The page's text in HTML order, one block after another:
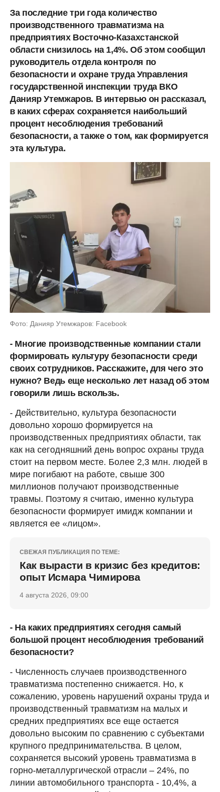
За последние три года количество
производственного травматизма на
предприятиях Восточно-Казахстанской
области снизилось на 1,4%. Об этом сообщил
руководитель отдела контроля по
безопасности и охране труда Управления
государственной инспекции труда ВКО
Данияр Утемжаров. В интервью он рассказал,
в каких сферах сохраняется наибольший
процент несоблюдения требований
безопасности, а также о том, как формируется
эта культура.
Фото: Данияр Утемжаров: Facebook
- Многие производственные компании стали
формировать культуру безопасности среди
своих сотрудников. Расскажите, для чего это
нужно? Ведь еще несколько лет назад об этом
говорили лишь вскользь.
- Действительно, культура безопасности
довольно хорошо формируется на
производственных предприятиях области, так
как на сегодняшний день вопрос охраны труда
стоит на первом месте. Более 2,3 млн. людей в
мире погибают на работе, свыше 300
миллионов получают производственные
травмы. Поэтому я считаю, именно культура
безопасности формирует имидж компании и
является ее «лицом».
СВЕЖАЯ ПУБЛИКАЦИЯ ПО ТЕМЕ:
Как вырасти в кризис без кредитов:
опыт Исмара Чимирова
4 августа 2026, 09:00
- На каких предприятиях сегодня самый
большой процент несоблюдения требований
безопасности?
- Численность случаев производственного
травматизма постепенно снижается. Но, к
сожалению, уровень нарушений охраны труда и
производственный травматизм на малых и
средних предприятиях все еще остается
довольно высоким по сравнению с субъектами
крупного предпринимательства. В целом,
сохраняется высокий уровень травматизма в
горно-металлургической отрасли – 24%, по
линии автомобильного транспорта - 10,4%, а